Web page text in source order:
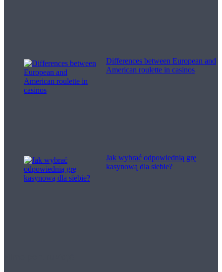
Differences between European and
American roulette in casinos
Jak wybrać odpowiednią grę
kasynową dla siebie?